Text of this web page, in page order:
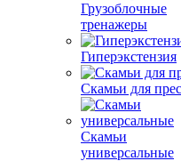
Грузоблочные
тренажеры
Гиперэкстензия
Скамьи для
Скамьи
универсальные